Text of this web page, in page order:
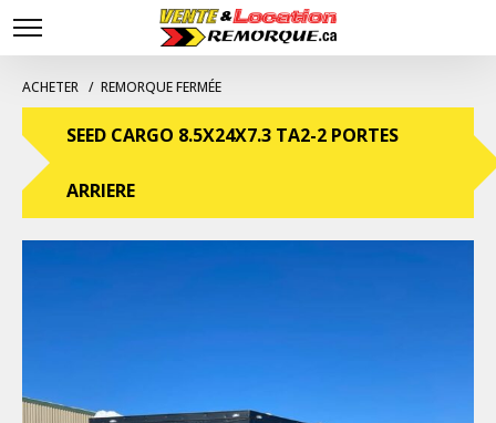
ACHETER REMORQUE FERMÉE
SEED CARGO 8.5X24X7.3 TA2-2 PORTES
ARRIERE